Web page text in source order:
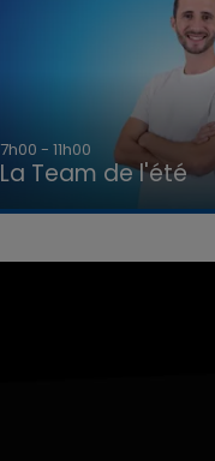
7h00 - 11h00
La Team de l'été